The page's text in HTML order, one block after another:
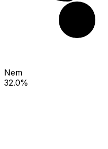
Nem
32.0%